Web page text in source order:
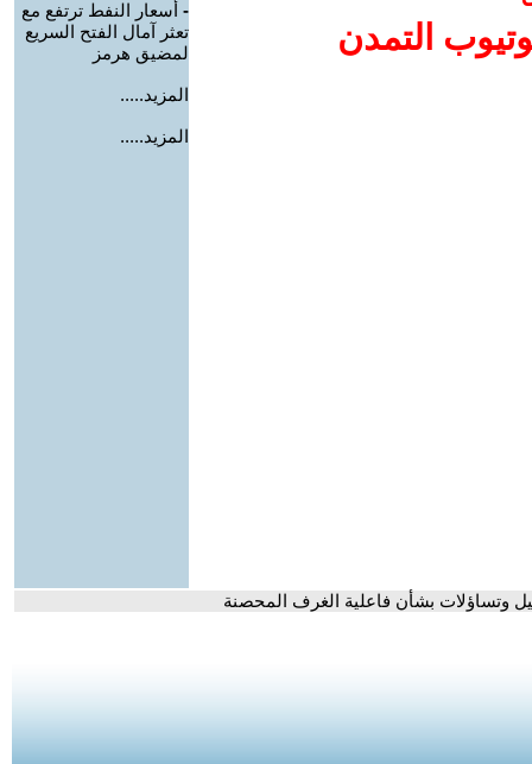
التمدن
- أسعار النفط ترتفع مع
تعثر آمال الفتح السريع
لمضيق هرمز
المزيد.....
المزيد.....
وتساؤلات بشأن فاعلية الغرف المحصنة